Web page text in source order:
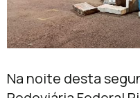
Na noite desta